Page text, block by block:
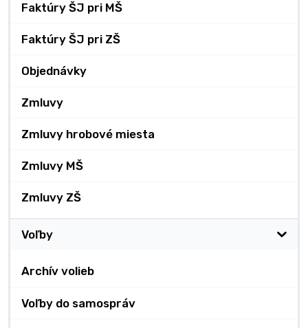
Faktúry ŠJ pri MŠ
Faktúry ŠJ pri ZŠ
Objednávky
Zmluvy
Zmluvy hrobové miesta
Zmluvy MŠ
Zmluvy ZŠ
Voľby
Archív volieb
Voľby do samospráv